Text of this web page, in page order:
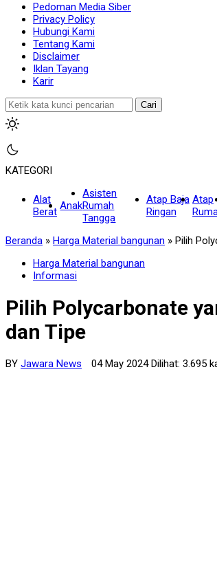
Pedoman Media Siber
Privacy Policy
Hubungi Kami
Tentang Kami
Disclaimer
Iklan Tayang
Karir
Cari
KATEGORI
Alat
Berat Anak
Asisten
Rumah
Tangga
Atap Baja
Ringan
Atap
Beranda » Harga Material bangunan » Pilih
Harga Material bangunan
Informasi
Pilih Polycarbonate
dan Tipe
BY Jawara News 04 May 2024 Dilihat: 3.695